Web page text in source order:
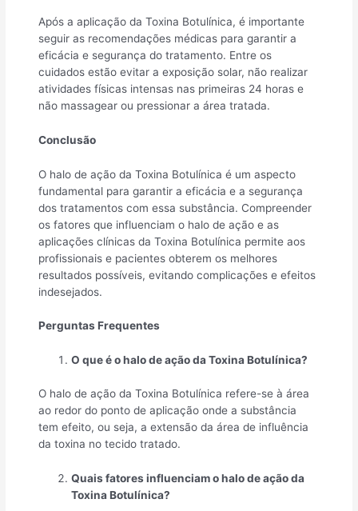
Após a aplicação da Toxina Botulínica, é importante
seguir as recomendações médicas para garantir a
eficácia e segurança do tratamento. Entre os
cuidados estão evitar a exposição solar, não realizar
atividades físicas intensas nas primeiras 24 horas e
não massagear ou pressionar a área tratada.
Conclusão
O halo de ação da Toxina Botulínica é um aspecto
fundamental para garantir a eficácia e a segurança
dos tratamentos com essa substância. Compreender
os fatores que influenciam o halo de ação e as
aplicações clínicas da Toxina Botulínica permite aos
profissionais e pacientes obterem os melhores
resultados possíveis, evitando complicações e efeitos
indesejados.
Perguntas Frequentes
O que é o halo de ação da Toxina Botulínica?
O halo de ação da Toxina Botulínica refere-se à área
ao redor do ponto de aplicação onde a substância
tem efeito, ou seja, a extensão da área de influência
da toxina no tecido tratado.
Quais fatores influenciam o halo de ação da
Toxina Botulínica?